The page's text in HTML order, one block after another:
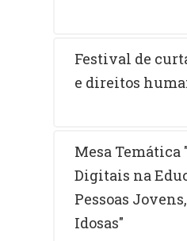
Festival de
e direitos
Mesa Temática
Digitais na
Pessoas
Idosas"